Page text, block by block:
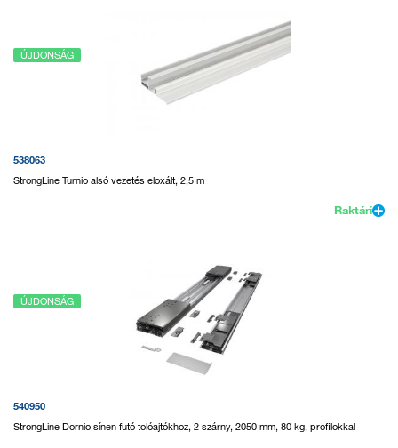
ÚJDONSÁG
538063
StrongLine Turnio alsó vezetés eloxált, 2,5 m
Raktári
ÚJDONSÁG
540950
StrongLine Dornio sínen futó tolóajtókhoz, 2 szárny, 2050 mm, 80 kg, profilokkal